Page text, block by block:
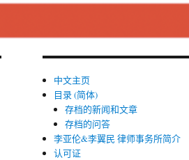
中文主页
目录 (简体)
存档的新闻和文章
存档的问答
李亚伦&李翼民 律师事务所简介
认可证